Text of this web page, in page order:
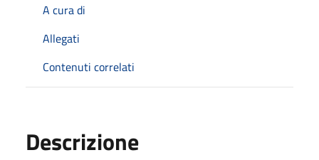
A cura di
Allegati
Contenuti correlati
Descrizione